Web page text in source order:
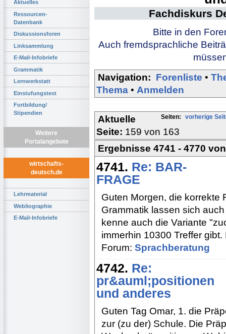
Aktuelles
Ressourcen-
Datenbank
Diskussionsforen
Linksammlung
E-Mail-Infobriefe
Grammatik
Lernwerkstatt
Einstufungstest
Fortbildung/
Stipendien
Weitere
Portalangebote
wirtschafts-
deutsch.de
Lehrmaterial
Webliographie
E-Mail-Infobriefe
Fachdiskurs
Bitte in den
Auch fremdsprachliche
Navigation: Forenliste •
Thema • Anmelden
Seiten: vorherige
Aktuelle
Seite: 159 von 163
Ergebnisse 4741 - 4770
4741. Re: BAR-
FRAGE
Guten Morgen, die korrekte
Grammatik lassen sich
kenne auch die Variante
immerhin 10300 Treffer
Forum: Sprachberatung
4742. Re:
pr&auml;positionen
und anderes
Guten Tag Omar, 1. die
zur (zu der) Schule. Die